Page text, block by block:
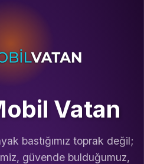
Vatan
bastığımız toprak değil;
güvende bulduğumuz,